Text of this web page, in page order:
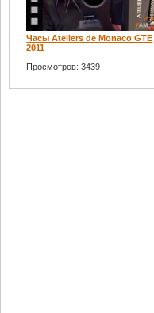
Часы Ateliers de Monaco GTE
2011
Просмотров: 3439